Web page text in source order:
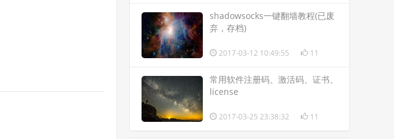
shadowsocks一键翻墙教程(已废
弃，存档)
2017-03-12 10:49:55 11
常用软件注册码、激活码、证书、
license
2017-03-25 23:38:32 11